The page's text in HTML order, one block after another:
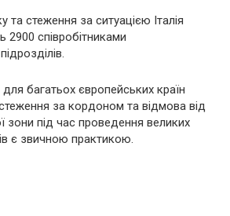
стеження за ситуацією Італія
2900 співробітниками
багатьох європейських країн
за кордоном та відмова від
зони під час проведення великих
є звичною практикою.